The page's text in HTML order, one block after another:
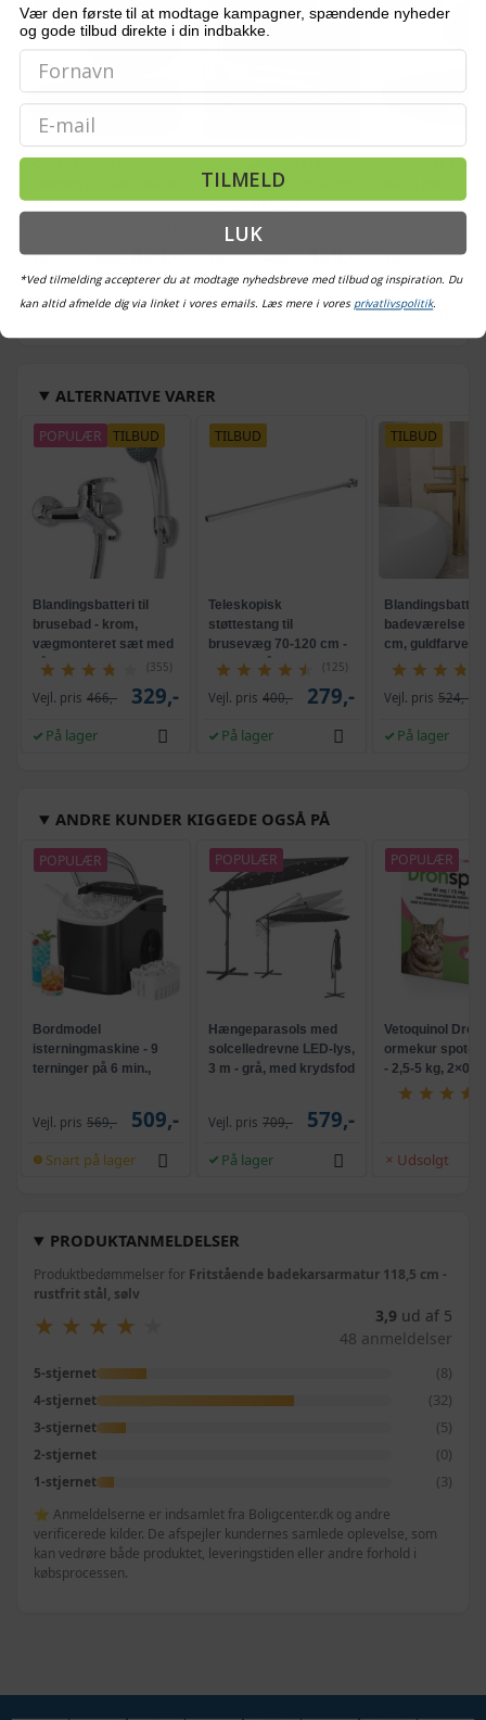
PRODUKTANMELDELSER
Produktbedømmelser for Fritstående badekarsarmatur 118,5 cm -
rustfrit stål, sølv
★
★ ★
★ ★
★ ★
★ 3,9 ud af 5
48 anmeldelser
5-stjernet (8)
4-stjernet (32)
3-stjernet (5)
2-stjernet (0)
1-stjernet (3)
⭐ Anmeldelserne er indsamlet fra Boligcenter.dk og andre
verificerede kilder. De afspejler kundernes samlede oplevelse, som
kan vedrøre både produktet, leveringstiden eller andre forhold i
købsprocessen.
cm
Vejl. pris 1.003,-829,-
På lager
barneseng 102 × 42 cm
- polyester, grå
Vejl. pris 449,- 359,-
På lager
Håndvask
Vejl. pris
1.303,-
Udsolgt
ALTERNATIVE VARER
POPULÆR TILBUD
Blandingsbatteri til
brusebad - krom,
vægmonteret sæt med
håndbruser
(355)
Vejl. pris 466,- 329,-
På lager
TILBUD
Teleskopisk
støttestang til
brusevæg 70-120 cm -
rustfrit stål, sølvfarvet
(125)
Vejl. pris 400,- 279,-
På lager
TILBUD
badeværelse -
cm, guldfarvet
Vejl. pris 524,-
På lager
ANDRE KUNDER KIGGEDE OGSÅ PÅ
POPULÆR
Bordmodel
isterningmaskine - 9
terninger på 6 min.,
Vejl. pris 569,- 509,-
Snart på lager
POPULÆR
Hængeparasols med
solcelledrevne LED-lys,
3 m - grå, med krydsfod
Vejl. pris 709,- 579,-
På lager
POPULÆR
Vetoquinol
ormekur spot-
- 2,5-5 kg, 2×0,7
Udsolgt
Vær den første til at modtage kampagner, spændende nyheder
og gode tilbud direkte i din indbakke.
Email
TILMELD
LUK
*Ved tilmelding accepterer du at modtage nyhedsbreve med tilbud og inspiration. Du
kan altid afmelde dig via linket i vores emails. Læs mere i vores privatlivspolitik.